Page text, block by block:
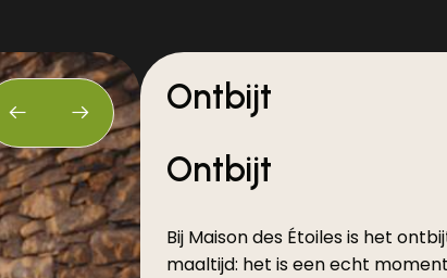
Ontbijt
Ontbijt
Bij Maison des Étoiles is het
maaltijd: het is een echt